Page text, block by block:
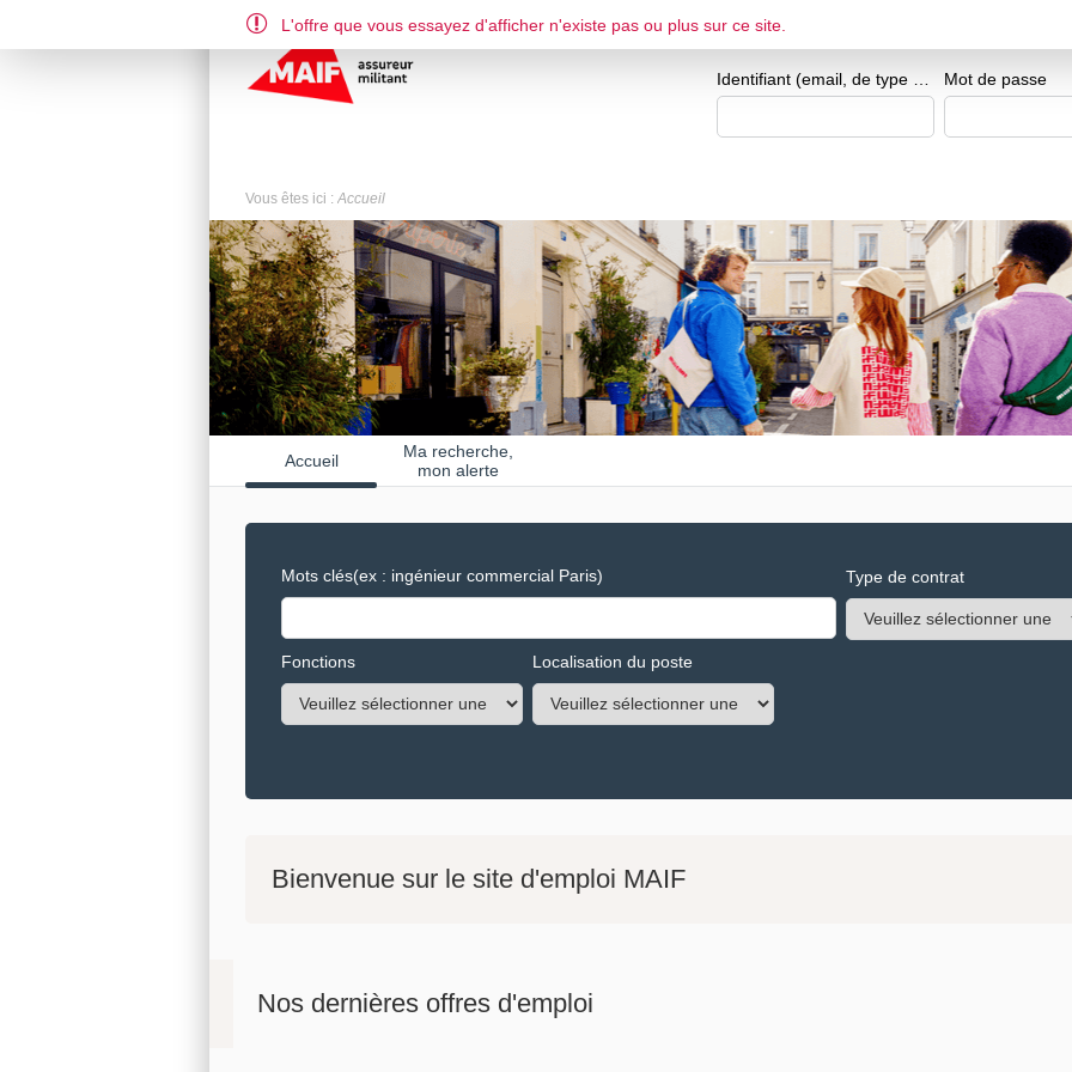
ESPACE CANDIDAT
Mot de passe
Vous êtes ici : Accueil
Accueil
Ma recherche,
mon alerte
Mots clés(ex : ingénieur commercial Paris) Type de contrat
Fonctions Localisation du poste
L'offre que vous essayez d'afficher n'existe pas ou plus sur ce site.
Bienvenue sur le site d'emploi MAIF
Nos dernières offres d'emploi